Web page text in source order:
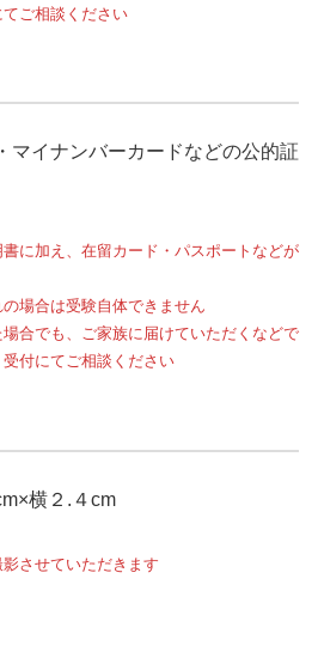
ご相談ください
マイナンバーカードなどの公的証
に加え、在留カード・パスポートなどが
場合は受験自体できません
合でも、ご家族に届けていただくなどで
付にてご相談ください
横２.４cm
させていただきます